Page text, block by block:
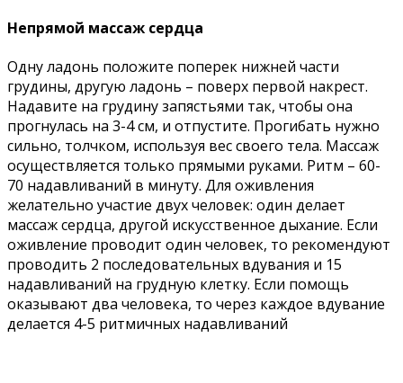
Непрямой массаж сердца
Одну ладонь положите поперек нижней части
грудины, другую ладонь – поверх первой накрест.
Надавите на грудину запястьями так, чтобы она
прогнулась на 3-4 см, и отпустите. Прогибать нужно
сильно, толчком, используя вес своего тела. Массаж
осуществляется только прямыми руками. Ритм – 60-
70 надавливаний в минуту. Для оживления
желательно участие двух человек: один делает
массаж сердца, другой искусственное дыхание. Если
оживление проводит один человек, то рекомендуют
проводить 2 последовательных вдувания и 15
надавливаний на грудную клетку. Если помощь
оказывают два человека, то через каждое вдувание
делается 4-5 ритмичных надавливаний